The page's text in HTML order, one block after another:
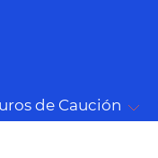
de Caución